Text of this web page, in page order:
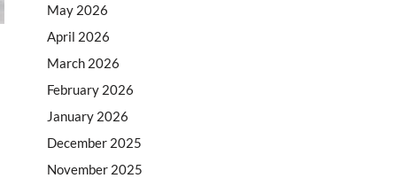
May 2026
April 2026
March 2026
February 2026
January 2026
December 2025
November 2025